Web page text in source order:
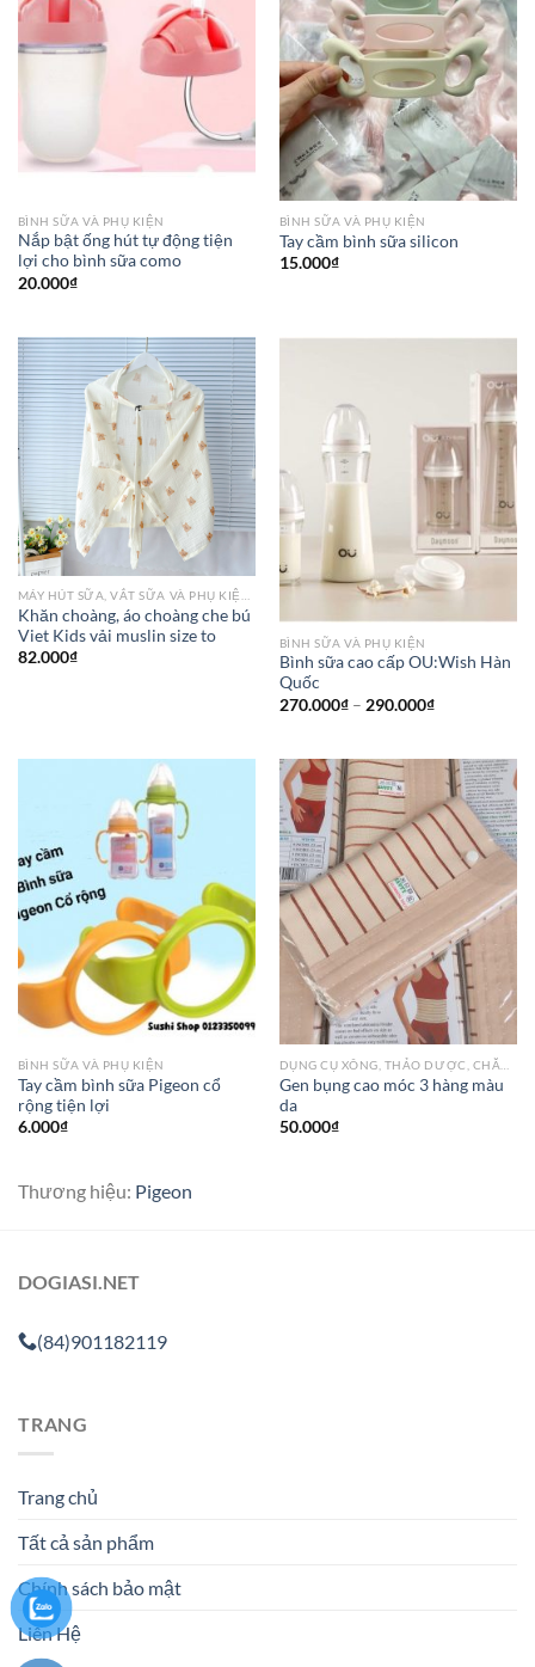
BÌNH SỮA VÀ PHỤ KIỆN
Nắp bật ống hút tự động tiện
lợi cho bình sữa como
20.000₫
BÌNH SỮA VÀ PHỤ KIỆN
Tay cầm bình sữa silicon
15.000₫
Khăn choàng, áo choàng che bú
Viet Kids vải muslin size to
82.000₫
BÌNH SỮA VÀ PHỤ KIỆN
Bình sữa cao cấp OU:Wish Hàn
Quốc
270.000₫– 290.000₫
BÌNH SỮA VÀ PHỤ KIỆN
Tay cầm bình sữa Pigeon cổ
rộng tiện lợi
6.000₫
Thương hiệu: Pigeon
Gen bụng cao móc 3 hàng màu
da
50.000₫
DOGIASI.NET
(84)901182119
TRANG
Trang chủ
Tất cả sản phẩm
Chính sách bảo mật
Liên Hệ